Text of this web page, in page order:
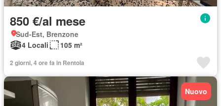
850 €/al mese
Sud-Est, Brenzone
4 Locali
105 m²
2 giorni, 4 ore fa in Rentola
Nuovo